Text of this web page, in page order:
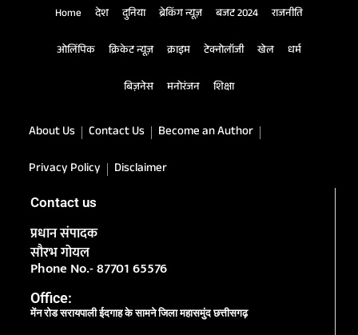
Home देश दुनिया ब्रेकिंग न्यूज़ बजट 2024 राजनीति
ओलिंपिक क्रिकेट न्यूज़ क्राइम टेक्नोलॉजी खेल धर्म
बिज़नेस मनोरंजन शिक्षा
About Us Contact Us
Become an Author
Privacy Policy
Disclaimer
Contact us
प्रधान संपादक
सौरभ गोयल
Phone No.- 87701 65576
Office:
मेंन रोड सरायपाली ईदगाह के सामने जिला महासमुंद छत्तीसगढ़